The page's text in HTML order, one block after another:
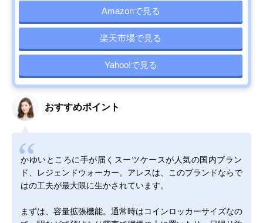
Amazonで見る
楽天市場で見る
Yahoo!で見る
おすすめポイント
かゆいところに手が届くスーツケースが人気の国内ブラン
ド、レジェンドウォーカー。アレスは、このブランドならで
はの工夫が最大限に生かされています。
まずは、容量拡張機能。通常時はコインロッカーサイズなの